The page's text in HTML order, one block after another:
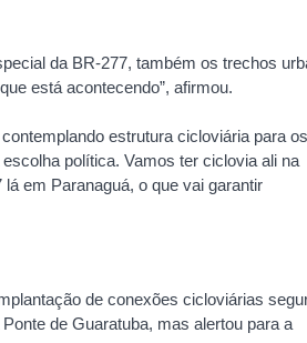
da BR-277, também os trechos
está acontecendo”, afirmou.
estrutura cicloviária para os
política. Vamos ter ciclovia ali na
em Paranaguá, o que vai garantir
de conexões cicloviárias
de Guaratuba, mas alertou para a